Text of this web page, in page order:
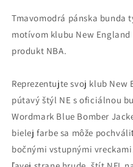
ERA
NFL
wordmark
NEW
ENGLAND
PATRIOTS
modrá
ERA
NFL
Team
NEW
ENGLAND
PATRIOTS
modrá
Tmavomodrá pánska bunda
motívom klubu New
produkt NBA.
Reprezentujte svoj klub New
pútavý štýl NE s oficiálnou
Wordmark Blue Bomber
bielej farbe sa môže
bočnými vstupnými